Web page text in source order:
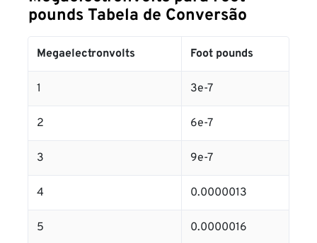
pounds Tabela de Conversão
Megaelectronvolts Foot pounds
1 3e-7
2 6e-7
3 9e-7
4 0.0000013
5 0.0000016